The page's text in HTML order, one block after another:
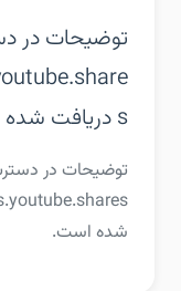
توضیحات در
s دریافت شده است.
توضیحات در
شده است.